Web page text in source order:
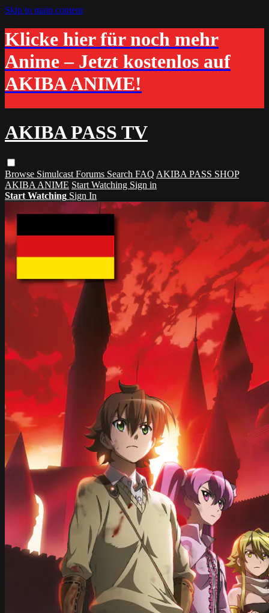
Skip to main content
Klicke hier für noch mehr
Anime – Jetzt kostenlos auf
AKIBA ANIME!
AKIBA PASS TV
Browse Simulcast Forums Search FAQ AKIBA PASS SHOP
AKIBA ANIME Start Watching Sign in
Start Watching Sign In